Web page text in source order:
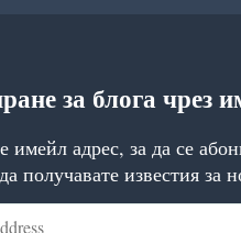
за блога чрез
имейл адрес, за да се
получавате известия за